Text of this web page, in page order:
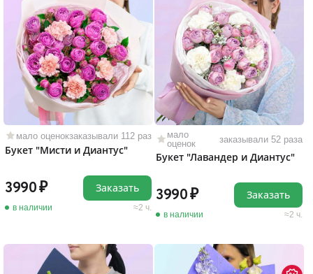
мало оценокзаказывали 112 раз
Букет "Мисти и Диантус"
3990
в наличии 2 ч.
Заказать
мало
оценок
заказывали 52 раза
Букет "Лавандер и Диантус"
3990
в наличии 2 ч.
Заказать